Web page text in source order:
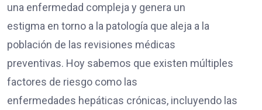
una enfermedad compleja y genera un
estigma en torno a la patología que aleja a la
población de las revisiones médicas
preventivas. Hoy sabemos que existen múltiples
factores de riesgo como las
enfermedades hepáticas crónicas, incluyendo las